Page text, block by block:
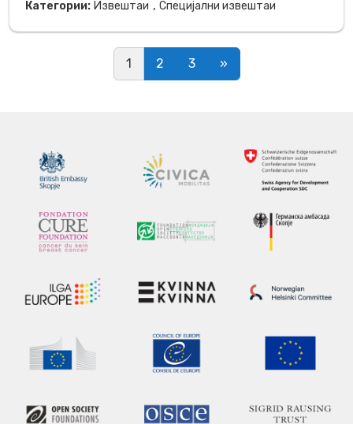
Категории: Извештаи , Специјални извештаи
Posts navigation
1 2 3 »